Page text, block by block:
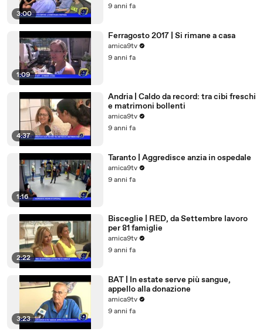
3:00
9 anni fa
1:09
Ferragosto 2017 | Si rimane a casa
amica9tv
9 anni fa
4:37
Andria | Caldo da record: tra cibi freschi
e matrimoni bollenti
amica9tv
9 anni fa
1:16
Taranto | Aggredisce anzia in ospedale
amica9tv
9 anni fa
2:22
Bisceglie | RED, da Settembre lavoro
per 81 famiglie
amica9tv
9 anni fa
3:23
BAT | In estate serve più sangue,
appello alla donazione
amica9tv
9 anni fa